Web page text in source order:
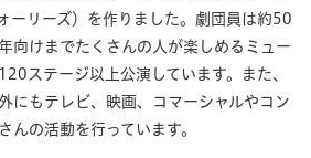
ーリーズ）を作りました。劇団員は約50
向けまでたくさんの人が楽しめるミュー
ステージ以上公演しています。また、
にもテレビ、映画、コマーシャルやコン
んの活動を行っています。